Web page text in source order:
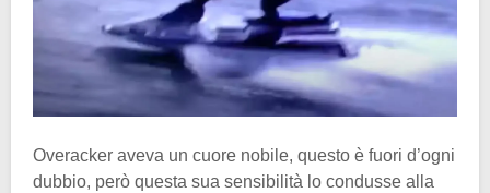
Overacker aveva un cuore nobile, questo è fuori d’ogni
dubbio, però questa sua sensibilità lo condusse alla